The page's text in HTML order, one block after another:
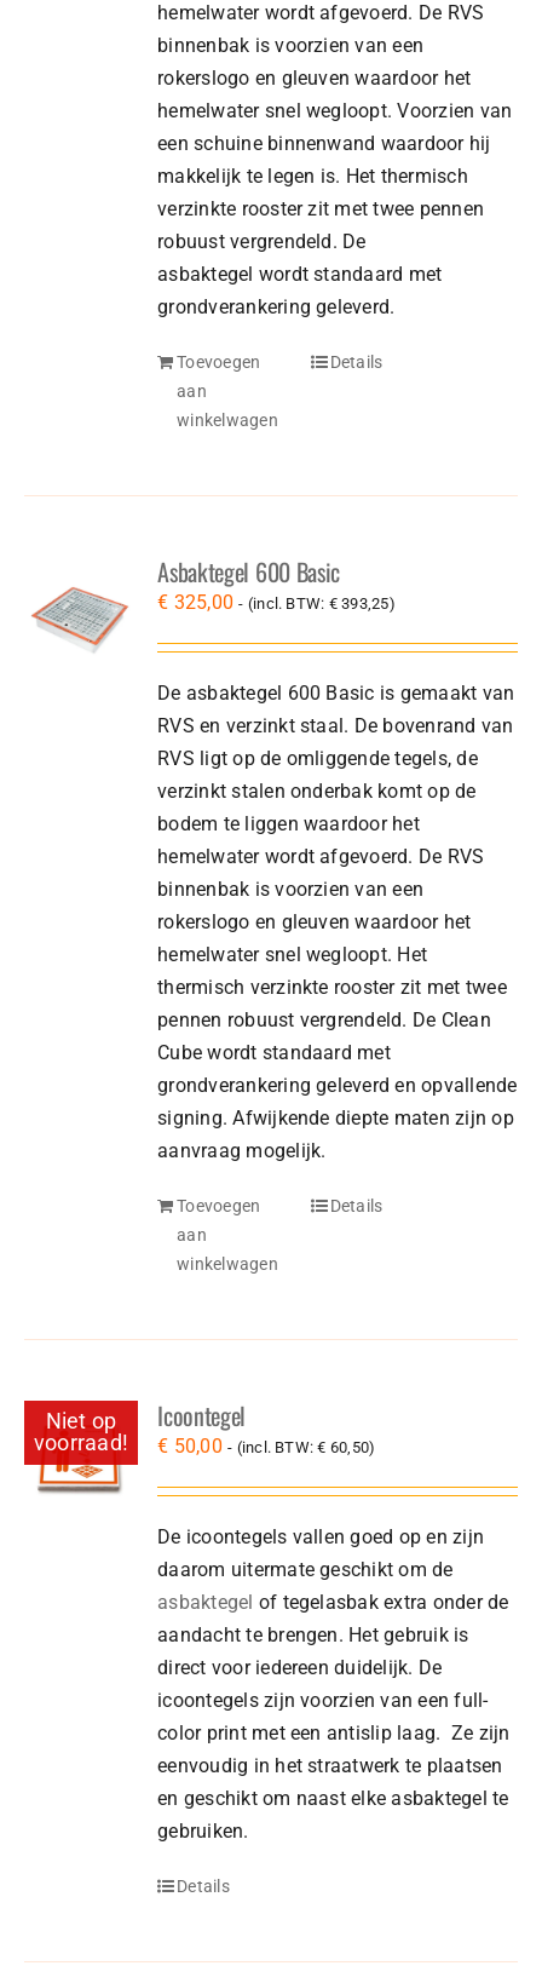
hemelwater wordt afgevoerd. De RVS
binnenbak is voorzien van een
rokerslogo en gleuven waardoor het
hemelwater snel wegloopt. Voorzien van
een schuine binnenwand waardoor hij
makkelijk te legen is. Het thermisch
verzinkte rooster zit met twee pennen
robuust vergrendeld. De
asbaktegel wordt standaard met
grondverankering geleverd.
Toevoegen
aan
winkelwagen
Details
Asbaktegel 600 Basic
€ 325,00 - (incl. BTW: €393,25)
De asbaktegel 600 Basic is gemaakt van
RVS en verzinkt staal. De bovenrand van
RVS ligt op de omliggende tegels, de
verzinkt stalen onderbak komt op de
bodem te liggen waardoor het
hemelwater wordt afgevoerd. De RVS
binnenbak is voorzien van een
rokerslogo en gleuven waardoor het
hemelwater snel wegloopt. Het
thermisch verzinkte rooster zit met twee
pennen robuust vergrendeld. De Clean
Cube wordt standaard met
grondverankering geleverd en opvallende
signing. Afwijkende diepte maten zijn op
aanvraag mogelijk.
Toevoegen
aan
winkelwagen
Details
Niet op
voorraad!
Icoontegel
€ 50,00 - (incl. BTW:€ 60,50)
De icoontegels vallen goed op en zijn
daarom uitermate geschikt om de
asbaktegel of tegelasbak extra onder de
aandacht te brengen. Het gebruik is
direct voor iedereen duidelijk. De
icoontegels zijn voorzien van een full-
color print met een antislip laag. Ze zijn
eenvoudig in het straatwerk te plaatsen
en geschikt om naast elke asbaktegel te
gebruiken.
Details